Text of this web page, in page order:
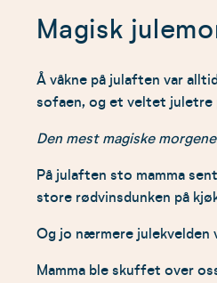
Magisk
Å våkne på julaften var
sofaen, og et veltet juletre
Den mest magiske
På julaften sto mamma
store rødvinsdunken på
Og jo nærmere julekvelden
Mamma ble skuffet over